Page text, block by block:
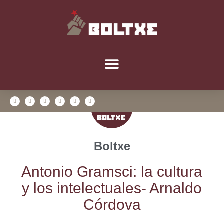
Boltxe
Anto­nio Grams­ci: la cul­tu­ra
y los inte­lec­tua­les- Arnal­do
Córdova